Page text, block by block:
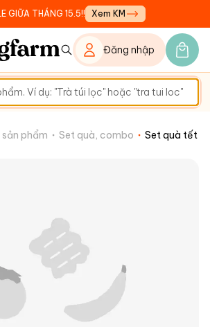
GIỮA THÁNG 15.5!! Xem KM
Đăng nhập
phẩm Set quà, combo Set quà tết